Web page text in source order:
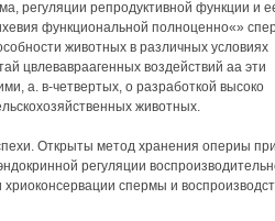
регуляции репродуктивной функции и
функциональной полноценно«»
животных в различных условиях
цвлевавраагенных воздействий аа эти
а. в-четвертых, о разработкой высоко
животных.
Открыты метод хранения опериы при
регуляции
спермы и